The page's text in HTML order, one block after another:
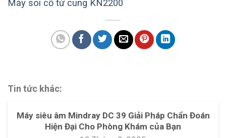
Máy soi cổ tử cung KN2200
Tin tức khác:
Máy siêu âm Mindray DC 39 Giải Pháp Chẩn Đoán
Hiện Đại Cho Phòng Khám của Bạn